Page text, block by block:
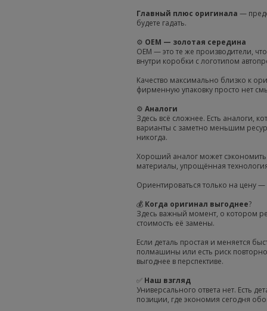
Главный плюс оригинала —
будете гадать.
⚙️ OEM — золотая середина
OEM — это те же производители,
внутри коробки с логотипом
Качество максимально близко к
фирменную упаковку просто нет
⚙️ Аналоги
Здесь всё сложнее. Есть аналоги,
варианты с заметно меньшим
никогда.
Хороший аналог может
материалы, упрощённая
Ориентироваться только на цену —
💰 Когда оригинал выгоднее?
Здесь важный момент, о котором
стоимость её замены.
Если деталь простая и меняется
полмашины или есть риск
выгоднее в перспективе.
✅ Наш взгляд
Универсального ответа нет. Есть
позиции, где экономия сегодня